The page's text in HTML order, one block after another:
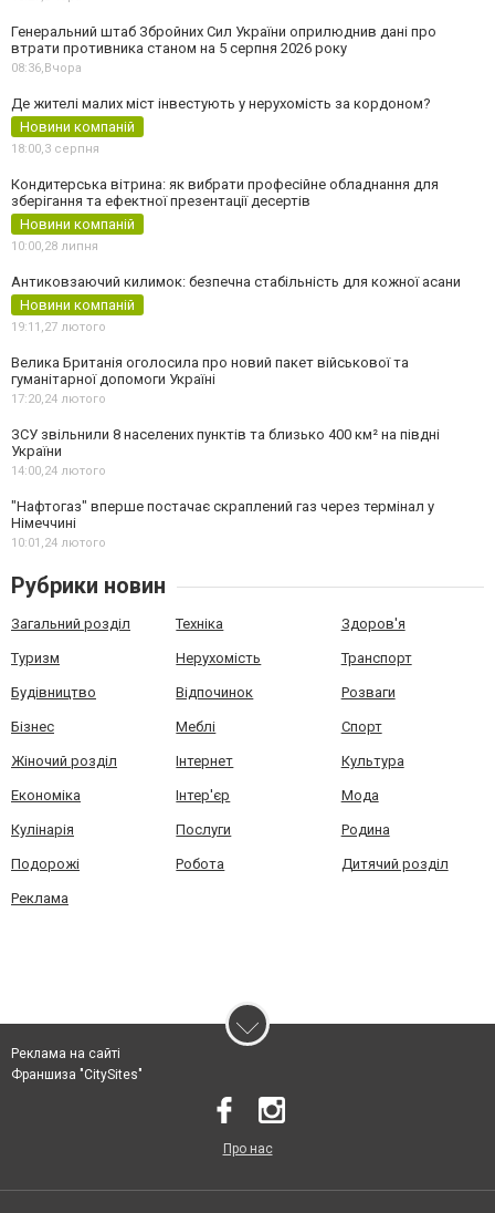
Генеральний штаб Збройних Сил України оприлюднив дані про
втрати противника станом на 5 серпня 2026 року
08:36, Вчора
Де жителі малих міст інвестують у нерухомість за кордоном?
Новини компаній
18:00,3 серпня
Кондитерська вітрина: як вибрати професійне обладнання для
зберігання та ефектної презентації десертів
Новини компаній
10:00,28 липня
Антиковзаючий килимок: безпечна стабільність для кожної асани
Новини компаній
19:11,27 лютого
Велика Британія оголосила про новий пакет військової та
гуманітарної допомоги Україні
17:20,24 лютого
ЗСУ звільнили 8 населених пунктів та близько 400 км² на півдні
України
14:00,24 лютого
"Нафтогаз" вперше постачає скраплений газ через термінал у
Німеччині
10:01,24 лютого
Рубрики новин
Загальний розділ Техніка Здоров'я
Туризм Нерухомість Транспорт
Будівництво Відпочинок Розваги
Бізнес Меблі Спорт
Жіночий розділ Інтернет Культура
Економіка Інтер'єр Мода
Кулінарія Послуги Родина
Подорожі Робота Дитячий розділ
Реклама
Реклама на сайті
Франшиза "CitySites"
Про нас